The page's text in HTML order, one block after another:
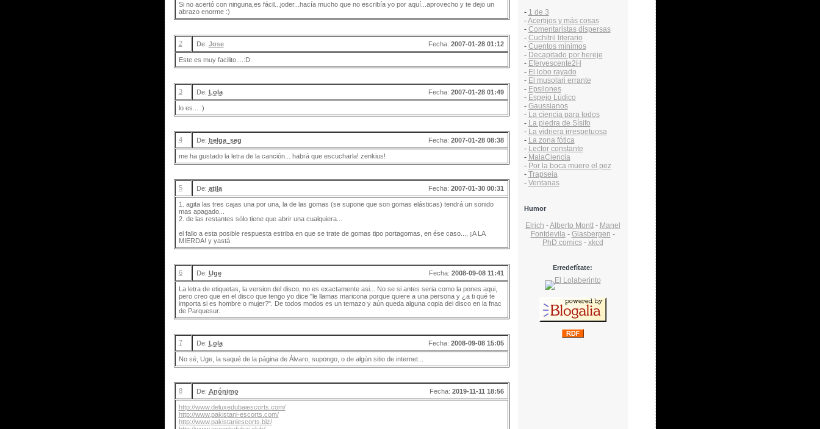
Si no acertó con ninguna,es fácil...joder...hacía mucho que no escribía yo por aquí...aprovecho y te dejo un
abrazo enorme :)
2 De: Jose Fecha: 2007-01-28 01:12
Este es muy facilito....:D
3 De: Lola Fecha: 2007-01-28 01:49
lo es... :)
4 De: belga_seg Fecha: 2007-01-28 08:38
me ha gustado la letra de la canción... habrá que escucharla! zenkius!
5 De: atila Fecha: 2007-01-30 00:31
1. agita las tres cajas una por una, la de las gomas (se supone que son gomas elásticas) tendrá un sonido
mas apagado...
2. de las restantes sólo tiene que abrir una cualquiera...
el fallo a esta posible respuesta estriba en que se trate de gomas tipo portagomas, en ése caso..., ¡A LA
MIERDA! y yastá
6 De: Uge Fecha: 2008-09-08 11:41
La letra de etiquetas, la version del disco, no es exactamente asi... No se si antes seria como la pones aqui,
pero creo que en el disco que tengo yo dice "le llamas maricona porque quiere a una persona y ¿a ti qué te
importa si es hombre o mujer?". De todos modos es un temazo y aún queda alguna copia del disco en la fnac
de Parquesur.
7 De: Lola Fecha: 2008-09-08 15:05
No sé, Uge, la saqué de la página de Álvaro, supongo, o de algún sitio de internet...
8 De: Anónimo Fecha: 2019-11-11 18:56
http://www.deluxedubaiescorts.com/
http://www.pakistani-escorts.com/
http://www.pakistaniescorts.biz/
- 1 de 3
-Acertijos y más cosas
- Comentaristas dispersas
- Cuchitril literario
- Cuentos mínimos
- Decapitado por hereje
- Efervescente2H
- El lobo rayado
- El musolari errante
- Epsilones
- Espejo Lúdico
- Gaussianos
- La ciencia para todos
- La piedra de Sísifo
- La vidriera irrespetuosa
- La zona fótica
- Lector constante
- MalaCiencia
- Por la boca muere el pez
- Trapseia
- Ventanas
Humor
Elrich -Alberto Montt- Manel
Fontdevila - Glasbergen -
PhD comics- xkcd
Erredefítate: